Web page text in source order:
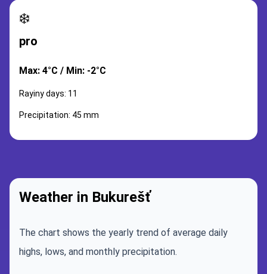
❄️
pro
Max: 4°C / Min: -2°C
Rayiny days: 11
Precipitation: 45 mm
Weather in Bukurešť
The chart shows the yearly trend of average daily
highs, lows, and monthly precipitation.